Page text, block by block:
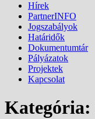
Hírek
PartnerINFO
Jogszabályok
Határidők
Dokumentumtár
Pályázatok
Projektek
Kapcsolat
Kategória: